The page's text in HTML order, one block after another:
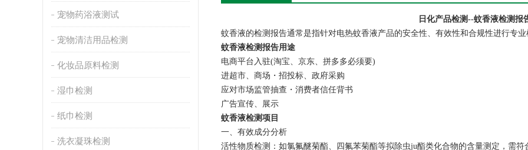
宠物药浴液测试
宠物清洁用品检测
化妆品原料检测
湿巾检测
纸巾检测
洗衣凝珠检测
日化产品检测--蚊香液检测报
蚊香液的检测报告通常是指针对电热蚊香液产品的安全性、有效性和合规性进行专业
蚊香液检测报告用途
电商平台入驻(淘宝、京东、拼多多必须要)
进超市、商场・招投标、政府采购
应对市场监管抽查・消费者信任背书
广告宣传、展示
蚊香液检测项目
一、有效成分分析‌
活性物质检测‌：如氯氟醚菊酯、四氟苯菊酯等拟除虫ju酯类化合物的含量测定，需符